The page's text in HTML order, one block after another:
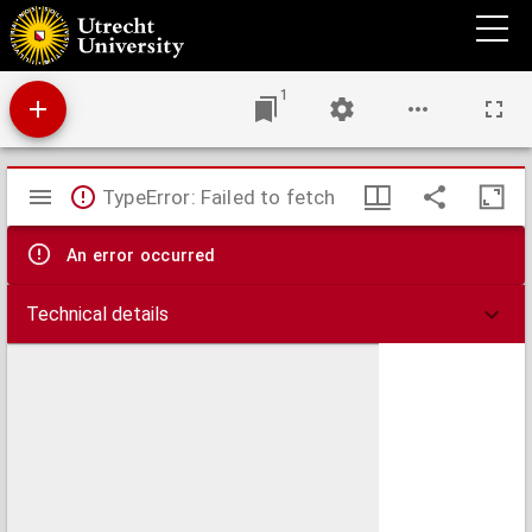
Platte grond van de stad Utrecht, ter aanwijzing van de wijknummers.
1
Mirador
viewer
TypeError: Failed to fetch
An error occurred
Technical details